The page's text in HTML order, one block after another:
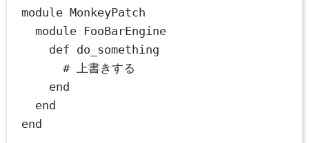
module MonkeyPatch
module FooBarEngine
def do_something
# 上書きする
end
end
end